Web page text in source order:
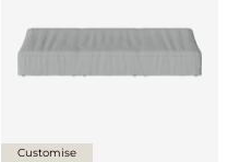
Customise